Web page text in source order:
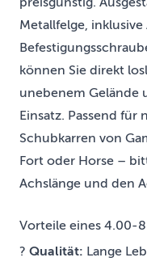
Metallfelge, inklusive
können Sie direkt
unebenem Gelände
Einsatz. Passend für
Schubkarren von
Fort oder Horse –
Achslänge und den
Vorteile eines 4.00-
? Qualität: Lange